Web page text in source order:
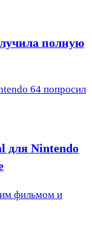
полную
64 попросил
для Nintendo
фильмом и